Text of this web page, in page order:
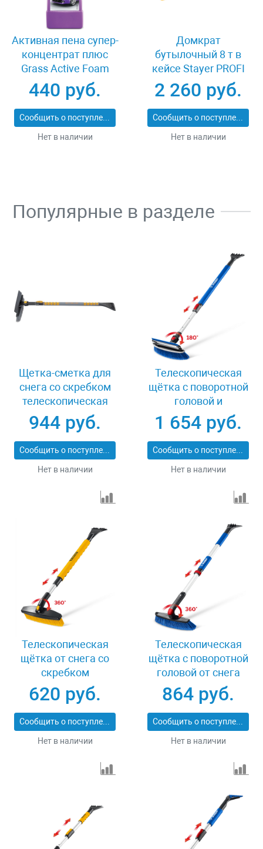
Активная пена супер-
концентрат плюс
Grass Active Foam
GEL + 1 л
440 руб.
Сообщить о поступлении
Нет в наличии
Домкрат
бутылочный 8 т в
кейсе Stayer PROFI
43160-8-K
2 260 руб.
Сообщить о поступлении
Нет в наличии
Популярные в разделе
Щетка-сметка для
снега со скребком
телескопическая
900-1300 мм Stels
55301
944 руб.
Сообщить о поступлении
Нет в наличии
Телескопическая
щётка с поворотной
головой и
водосгоном от снега
автомобильная 940-
1310 мм Зубр 61063
1 654 руб.
Сообщить о поступлении
Нет в наличии
Телескопическая
щётка от снега со
скребком
автомобильная 775-
1000 мм Stayer 61046
620 руб.
Сообщить о поступлении
Нет в наличии
Телескопическая
щётка с поворотной
головой от снега
автомобильная 860-
1210 мм Зубр 61062
864 руб.
Сообщить о поступлении
Нет в наличии